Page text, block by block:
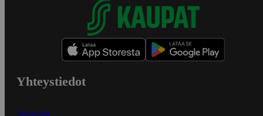
Yhteystiedot
Myymälät